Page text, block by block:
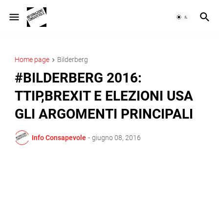
Home page Bilderberg
#BILDERBERG 2016:
TTIP,BREXIT E ELEZIONI USA
GLI ARGOMENTI PRINCIPALI
Info Consapevole - giugno 08, 2016